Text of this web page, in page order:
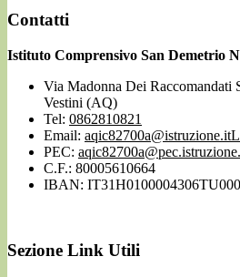
Contatti
Istituto Comprensivo San Demetrio
Via Madonna Dei Raccomandati
Vestini (AQ)
Tel: 0862810821
Email: aqic82700a@istruzione.it
PEC:
C.F.: 80005610664
IBAN:
Sezione Link Utili